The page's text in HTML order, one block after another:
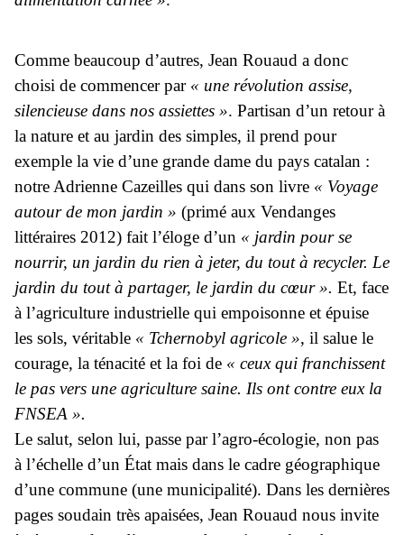
Comme beaucoup d’autres, Jean Rouaud a donc
choisi de commencer par « une révolution assise,
silencieuse dans nos assiettes ». Partisan d’un retour à
la nature et au jardin des simples, il prend pour
exemple la vie d’une grande dame du pays catalan :
notre Adrienne Cazeilles qui dans son livre « Voyage
autour de mon jardin » (primé aux Vendanges
littéraires 2012) fait l’éloge d’un « jardin pour se
nourrir, un jardin du rien à jeter, du tout à recycler. Le
jardin du tout à partager, le jardin du cœur ». Et, face
à l’agriculture industrielle qui empoisonne et épuise
les sols, véritable « Tchernobyl agricole », il salue le
courage, la ténacité et la foi de « ceux qui franchissent
le pas vers une agriculture saine. Ils ont contre eux la
FNSEA ».
Le salut, selon lui, passe par l’agro-écologie, non pas
à l’échelle d’un État mais dans le cadre géographique
d’une commune (une municipalité). Dans les dernières
pages soudain très apaisées, Jean Rouaud nous invite